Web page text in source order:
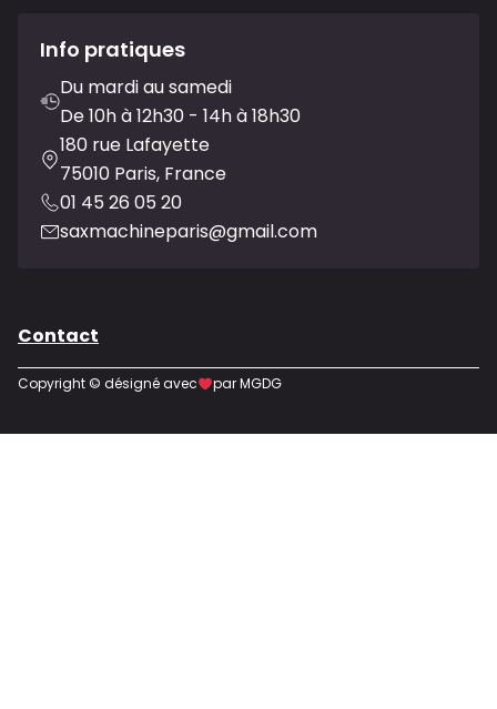
Info pratiques
Du mardi au samedi
De 10h à 12h30 - 14h à 18h30
180 rue Lafayette
75010 Paris, France
01 45 26 05 20
saxmachineparis@gmail.com
Contact
Copyright © désigné avec par MGDG